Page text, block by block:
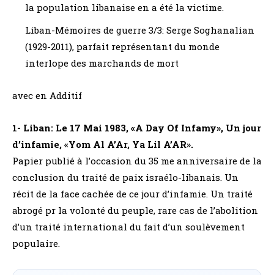
la population libanaise en a été la victime.
Liban-Mémoires de guerre 3/3: Serge Soghanalian
(1929-2011), parfait représentant du monde
interlope des marchands de mort
avec en Additif
1- Liban: Le 17 Mai 1983, «A Day Of Infamy», Un jour
d’infamie, «Yom Al A’Ar, Ya Lil A’AR».
Papier publié à l’occasion du 35 me anniversaire de la
conclusion du traité de paix israélo-libanais. Un
récit de la face cachée de ce jour d’infamie. Un traité
abrogé pr la volonté du peuple, rare cas de l’abolition
d’un traité international du fait d’un soulèvement
populaire.